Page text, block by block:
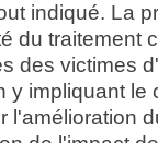
indiqué. La
du traitement
des victimes
y impliquant le
l'amélioration